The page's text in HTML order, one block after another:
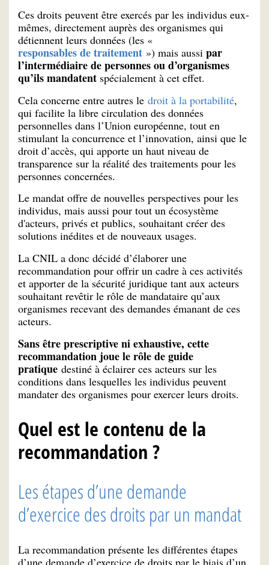
Ces droits peuvent être exercés par les individus eux-
mêmes, directement auprès des organismes qui
détiennent leurs données (les «
responsables de traitement ») mais aussi par
l’intermédiaire de personnes ou d’organismes
qu’ils mandatent spécialement à cet effet.
Cela concerne entre autres le droit à la portabilité,
qui facilite la libre circulation des données
personnelles dans l’Union européenne, tout en
stimulant la concurrence et l’innovation, ainsi que le
droit d’accès, qui apporte un haut niveau de
transparence sur la réalité des traitements pour les
personnes concernées.
Le mandat offre de nouvelles perspectives pour les
individus, mais aussi pour tout un écosystème
d'acteurs, privés et publics, souhaitant créer des
solutions inédites et de nouveaux usages.
La CNIL a donc décidé d’élaborer une
recommandation pour offrir un cadre à ces activités
et apporter de la sécurité juridique tant aux acteurs
souhaitant revêtir le rôle de mandataire qu’aux
organismes recevant des demandes émanant de ces
acteurs.
Sans être prescriptive ni exhaustive, cette
recommandation joue le rôle de guide
pratique destiné à éclairer ces acteurs sur les
conditions dans lesquelles les individus peuvent
mandater des organismes pour exercer leurs droits.
Quel est le contenu de la
recommandation ?
Les étapes d’une demande
d’exercice des droits par un mandat
La recommandation présente les différentes étapes
d’une demande d’exercice de droits par le biais d’un